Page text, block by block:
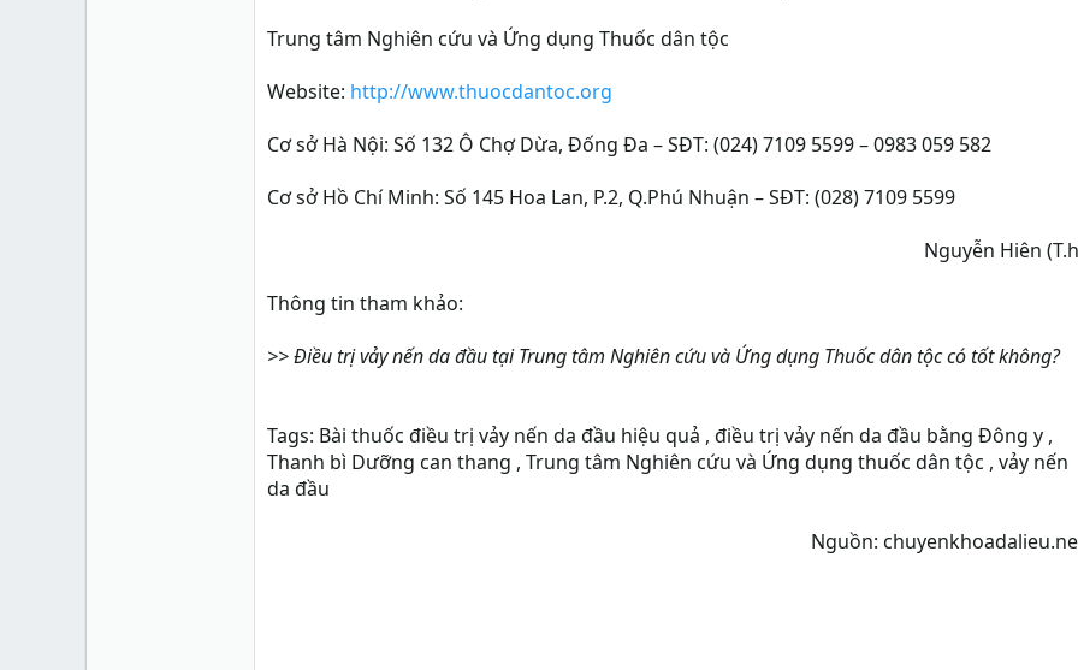
Trung tâm Nghiên cứu và Ứng dụng Thuốc dân tộc
Website: http://www.thuocdantoc.org
Cơ sở Hà Nội: Số 132 Ô Chợ Dừa, Đống Đa – SĐT: (024) 7109 5599 – 0983 059 582
Cơ sở Hồ Chí Minh: Số 145 Hoa Lan, P.2, Q.Phú Nhuận – SĐT: (028) 7109 5599
Nguyễn Hiên
Thông tin tham khảo:
>> Điều trị vảy nến da đầu tại Trung tâm Nghiên cứu và Ứng dụng Thuốc dân tộc có tốt không?
Tags: Bài thuốc điều trị vảy nến da đầu hiệu quả , điều trị vảy nến da đầu bằng Đông y ,
Thanh bì Dưỡng can thang , Trung tâm Nghiên cứu và Ứng dụng thuốc dân tộc , vảy nến
da đầu
Nguồn: